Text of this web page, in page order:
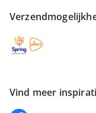
Vind meer